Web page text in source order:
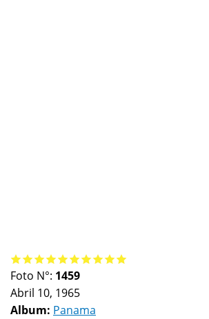
Foto N°: 1459
Abril 10, 1965
Album: Panama